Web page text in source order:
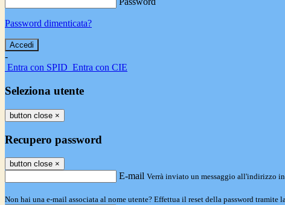
Password dimenticata?
-
Entra con SPID Entra con CIE
Seleziona utente
button close ×
Recupero password
button close ×
E-mail Verrà inviato un messaggio all'indirizzo
Non hai una e-mail associata al nome utente? Effettua il reset della password tramite